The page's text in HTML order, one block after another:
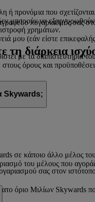
ή προνόμια που
μπορούν να
χρημάτων.
μου (εάν είστε
με τα διαπιστευτήρια
στους όρους και
ο λογαριασμός σας
τη διάρκεια
Skywards;
σας στον
σε κάποιο άλλο μέλος
του μέλους που
όριο Μιλίων Skywards